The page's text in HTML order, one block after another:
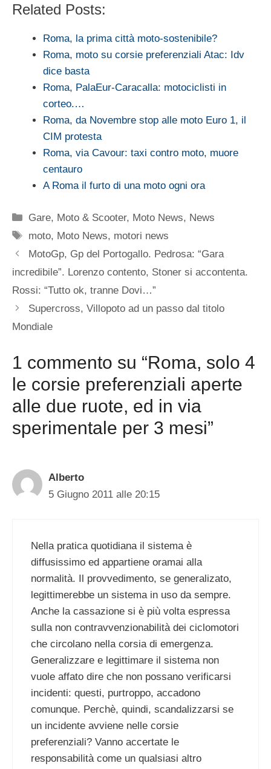
Related Posts:
Roma, la prima città moto-sostenibile?
Roma, moto su corsie preferenziali Atac: Idv
dice basta
Roma, PalaEur-Caracalla: motociclisti in
corteo.…
Roma, da Novembre stop alle moto Euro 1, il
CIM protesta
Roma, via Cavour: taxi contro moto, muore
centauro
A Roma il furto di una moto ogni ora
Categorie
Gare, Moto & Scooter, Moto News, News
Tag
moto, Moto News, motori news
MotoGp, Gp del Portogallo. Pedrosa: “Gara
incredibile”. Lorenzo contento, Stoner si accontenta.
Rossi: “Tutto ok, tranne Dovi…”
Supercross, Villopoto ad un passo dal titolo
Mondiale
1 commento su “Roma, solo 4
le corsie preferenziali aperte
alle due ruote, ed in via
sperimentale per 3 mesi”
Alberto
5 Giugno 2011 alle 20:15
Nella pratica quotidiana il sistema è
diffusissimo ed appartiene oramai alla
normalità. Il provvedimento, se generalizato,
legittimerebbe un sistema in uso da sempre.
Anche la cassazione si è più volta espressa
sulla non contravvenzionabilità dei ciclomotori
che circolano nella corsia di emergenza.
Generalizzare e legittimare il sistema non
vuole affato dire che non possano verificarsi
incidenti: questi, purtroppo, accadono
comunque. Perchè, quindi, scandalizzarsi se
un incidente avviene nelle corsie
preferenziali? Vanno accertate le
responsabilità come un qualsiasi altro